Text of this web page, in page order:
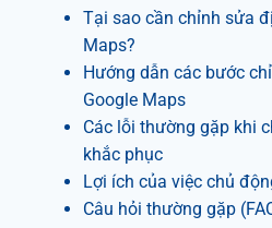
Tại sao cần chỉnh sửa
Maps?
Hướng dẫn các bước
Google Maps
Các lỗi thường gặp khi
khắc phục
Lợi ích của việc chủ
Câu hỏi thường gặp